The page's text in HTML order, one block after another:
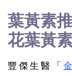
葉黃素
花葉黃
豐傑生醫「